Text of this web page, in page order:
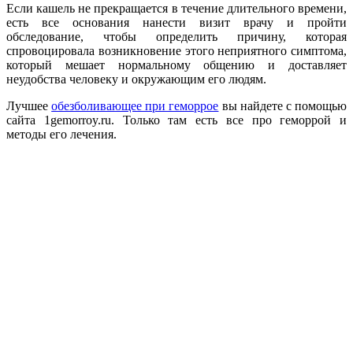
Если кашель не прекращается в течение длительного времени,
есть все основания нанести визит врачу и пройти
обследование, чтобы определить причину, которая
спровоцировала возникновение этого неприятного симптома,
который мешает нормальному общению и доставляет
неудобства человеку и окружающим его людям.
Лучшееобезболивающее при геморрое вы найдете с помощью
сайта 1gemorroy.ru. Только там есть все про геморрой и
методы его лечения.